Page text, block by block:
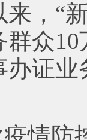
来，“
众
证业